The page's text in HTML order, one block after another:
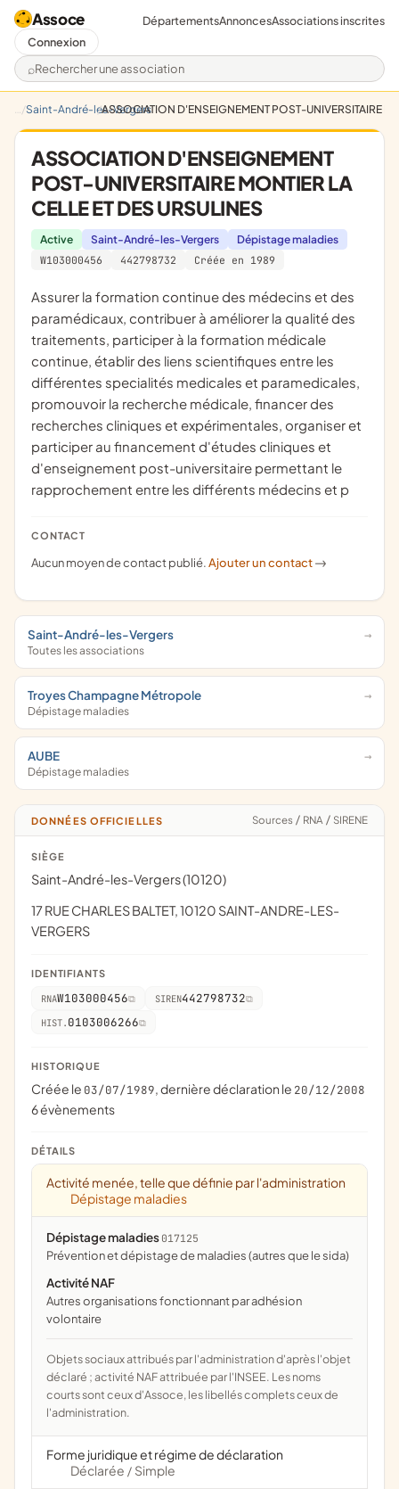
Assoce
Rechercher une association
DépartementsAnnoncesAssociations inscrites
Connexion
Saint-André-les-VergersASSOCIATION D'ENSEIGNEMENT POST-UNIVERSITAIRE
ASSOCIATION D'ENSEIGNEMENT
POST-UNIVERSITAIRE MONTIER LA
CELLE ET DES URSULINES
Active Saint-André-les-Vergers
Dépistage maladies
W103000456
442798732 Créée en 1989
assurer la formation continue des médecins et des
paramédicaux, contribuer à améliorer la qualité des
traitements, participer à la formation médicale
continue, établir des liens scientifiques entre les
différentes specialités medicales et paramedicales,
promouvoir la recherche médicale, financer des
recherches cliniques et expérimentales, organiser et
participer au financement d'études cliniques et
d'enseignement post-universitaire permettant le
rapprochement entre les différents médecins et p
CONTACT
Aucun moyen de contact publié.Ajouter un contact ->
Saint-André-les-Vergers
Toutes les associations
Troyes Champagne Métropole
Dépistage maladies
AUBE
Dépistage maladies
DONNÉES OFFICIELLES Sources / RNA / SIRENE
SIÈGE
Saint-André-les-Vergers (10120)
17 RUE CHARLES BALTET, 10120 SAINT-ANDRE-LES-
VERGERS
IDENTIFIANTS
RNAW103000456 SIREN442798732
HIST. 0103006266
HISTORIQUE
Créée le 03/07/1989, dernière déclaration le 20/12/2008
6 évènements
DÉTAILS
Activité menée, telle que définie par l'administration
Dépistage maladies
Dépistage maladies 017125
prévention et dépistage de maladies (autres que le sida)
Activité NAF
Autres organisations fonctionnant par adhésion
volontaire
Objets sociaux attribués par l'administration d'après l'objet
déclaré ; activité NAF attribuée par l'INSEE. Les noms
courts sont ceux d'Assoce, les libellés complets ceux de
l'administration.
Forme juridique et régime de déclaration
Déclarée / Simple